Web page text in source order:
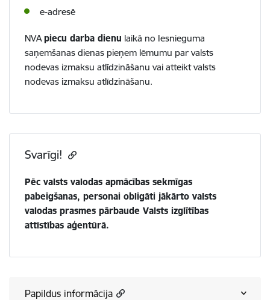
e-adresē
NVApiecu darba dienu laikā no Iesnieguma
saņemšanas dienas pieņem lēmumu par valsts
nodevas izmaksu atlīdzināšanu vai atteikt valsts
nodevas izmaksu atlīdzināšanu.
Svarīgi!
Pēc valsts valodas apmācības sekmīgas
pabeigšanas, personai obligāti jākārto valsts
valodas prasmes pārbaude Valsts izglītības
attīstības aģentūrā.
Papildus informācija